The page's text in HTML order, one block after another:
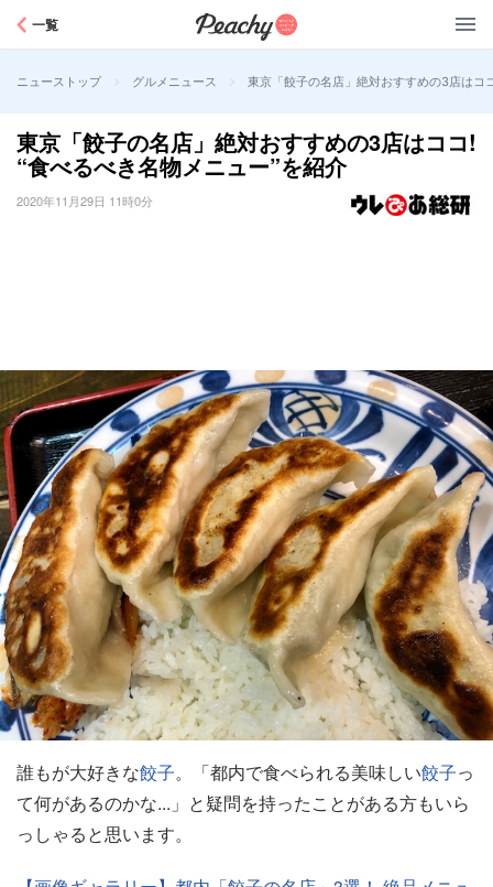
一覧
ニューストップ > グルメニュース > 東京「餃子の名店」絶対おすすめの3店はコ
東京「餃子の名店」絶対おすすめの3店はココ!
“食べるべき名物メニュー”を紹介
2020年11月29日 11時0分
誰もが大好きな餃子。「都内で食べられる美味しい餃子っ
て何があるのかな...」と疑問を持ったことがある方もいら
っしゃると思います。